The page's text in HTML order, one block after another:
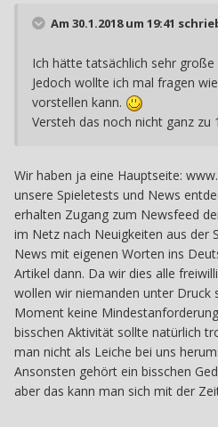
Am 30.1.2018 um 19:41
Ich hätte tatsächlich sehr große
Jedoch wollte ich mal fragen
vorstellen kann.
Versteh das noch nicht ganz zu
Wir haben ja eine Hauptseite:
unsere Spieletests und News
erhalten Zugang zum Newsfeed
im Netz nach Neuigkeiten aus der
News mit eigenen Worten ins
Artikel dann. Da wir dies alle
wollen wir niemanden unter Druck
Moment keine
bisschen Aktivität sollte natürlich
man nicht als Leiche bei uns
Ansonsten gehört ein bisschen
aber das kann man sich mit der